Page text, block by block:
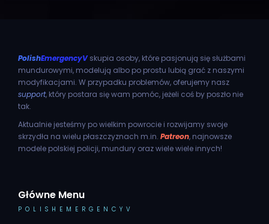
PolishEmergencyVskupia osoby, które pasjonują się służbami
mundurowymi, modelują albo po prostu lubią grać z naszymi
modyfikacjami. W przypadku problemów, oferujemy nasz
support, który postara się wam pomóc, jeżeli coś by poszło nie
tak.
Aktualnie jesteśmy po wielkim powrocie i rozwijamy swoje
skrzydła na wielu płaszczyznach m.in. Patreon, najnowsze
modele polskiej policji, mundury oraz wiele wiele innych!
Główne Menu
POLISHEMERGENCYV